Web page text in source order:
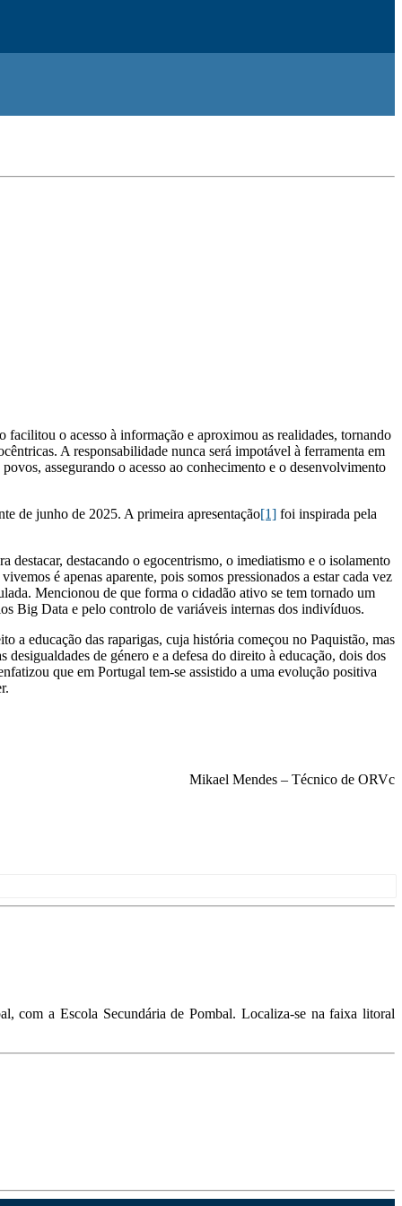
facilitou o acesso à informação e aproximou as realidades, tornando
A responsabilidade nunca será impotável à ferramenta em
assegurando o acesso ao conhecimento e o desenvolvimento
de junho de 2025. A primeira apresentação[1] foi inspirada pela
destacando o egocentrismo, o imediatismo e o isolamento
é apenas aparente, pois somos pressionados a estar cada vez
Mencionou de que forma o cidadão ativo se tem tornado um
Big Data e pelo controlo de variáveis internas dos indivíduos.
educação das raparigas, cuja história começou no Paquistão, mas
de género e a defesa do direito à educação, dois dos
que em Portugal tem-se assistido a uma evolução positiva
Mikael Mendes – Técnico de ORVc
com a Escola Secundária de Pombal. Localiza-se na faixa litoral